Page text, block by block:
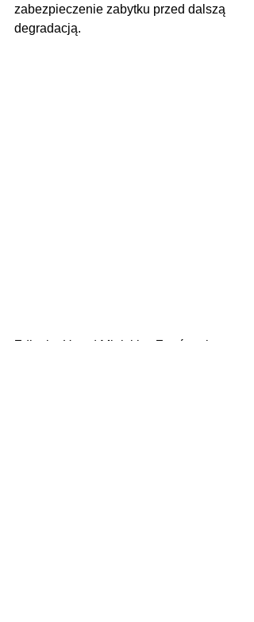
zabezpieczenie zabytku przed dalszą
degradacją.
Zdjęcie: Urząd Miejski w Zagórowie